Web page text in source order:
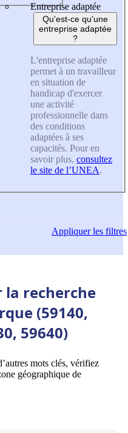
Entreprise adaptée
Qu'est-ce qu'une
entreprise adaptée
?
L'entreprise adaptée
permet à un travailleur
en situation de
handicap d'exercer
une activité
professionnelle dans
des conditions
adaptées à ses
capacités. Pour en
savoir plus, consultez
le site de l’UNEA.
Appliquerles filtres
recherche
(59140,
59640)
mots clés, vérifiez
géographique de